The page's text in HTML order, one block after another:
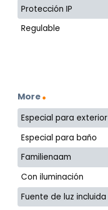
Protección IP
Regulable
More
Especial para exterior
Especial para baño
Familienaam
Con iluminación
Fuente de luz incluida